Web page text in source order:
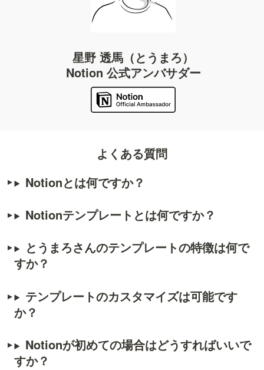
星野 透馬（とうまろ）
Notion 公式アンバサダー
よくある質問
Notionとは何ですか？
Notionテンプレートとは何ですか？
とうまろさんのテンプレートの特徴は何で
すか？
テンプレートのカスタマイズは可能です
か？
Notionが初めての場合はどうすればいいで
すか？